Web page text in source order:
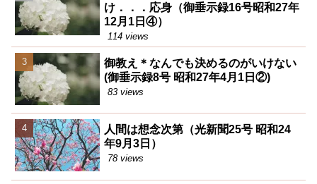
け．．．応身（御垂示録16号昭和27年
12月1日④）
114 views
御教え＊なんでも決めるのがいけない
(御垂示録8号 昭和27年4月1日②)
83 views
人間は想念次第（光新聞25号 昭和24
年9月3日）
78 views